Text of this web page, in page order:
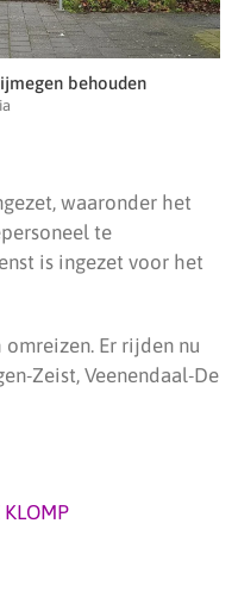
behouden
waaronder het
te
is ingezet voor het
omreizen. Er rijden nu
Zeist, Veenendaal-De
KLOMP